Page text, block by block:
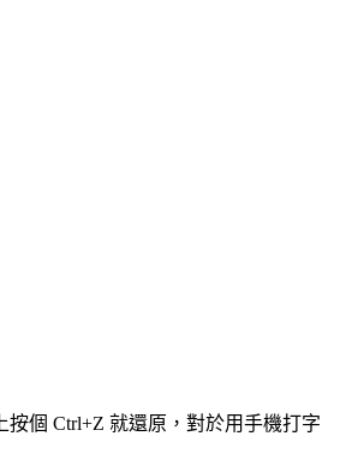
個 Ctrl+Z 就還原，對於用手機打字